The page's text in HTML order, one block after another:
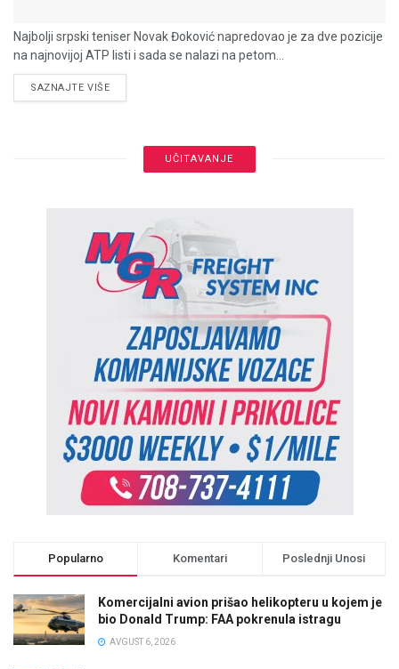
Najbolji srpski teniser Novak Đoković napredovao je za dve pozicije
na najnovijoj ATP listi i sada se nalazi na petom...
SAZNAJTE VIŠEDETAILS
UČITAVANJE
Popularno Komentari Poslednji Unosi
Komercijalni avion prišao helikopteru u kojem je
bio Donald Trump: FAA pokrenula istragu
AVGUST 6, 2026